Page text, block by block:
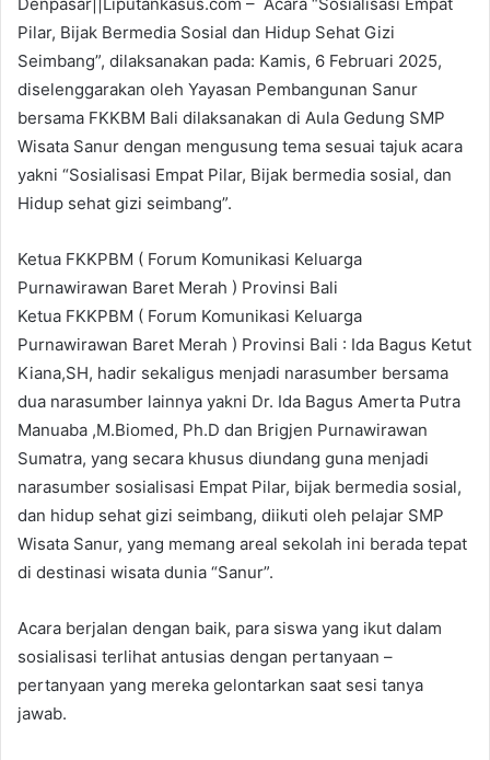
Pilar, Bijak Bermedia Sosial dan Hidup Sehat Gizi
Seimbang”, dilaksanakan pada: Kamis, 6 Februari 2025,
diselenggarakan oleh Yayasan Pembangunan Sanur
bersama FKKBM Bali dilaksanakan di Aula Gedung SMP
Wisata Sanur dengan mengusung tema sesuai tajuk acara
yakni “Sosialisasi Empat Pilar, Bijak bermedia sosial, dan
Hidup sehat gizi seimbang”.
Ketua FKKPBM ( Forum Komunikasi Keluarga
Purnawirawan Baret Merah ) Provinsi Bali
Ketua FKKPBM ( Forum Komunikasi Keluarga
Purnawirawan Baret Merah ) Provinsi Bali : Ida Bagus Ketut
Kiana,SH, hadir sekaligus menjadi narasumber bersama
dua narasumber lainnya yakni Dr. Ida Bagus Amerta Putra
Manuaba ,M.Biomed, Ph.D dan Brigjen Purnawirawan
Sumatra, yang secara khusus diundang guna menjadi
narasumber sosialisasi Empat Pilar, bijak bermedia sosial,
dan hidup sehat gizi seimbang, diikuti oleh pelajar SMP
Wisata Sanur, yang memang areal sekolah ini berada tepat
di destinasi wisata dunia “Sanur”.
Acara berjalan dengan baik, para siswa yang ikut dalam
sosialisasi terlihat antusias dengan pertanyaan –
pertanyaan yang mereka gelontarkan saat sesi tanya
jawab.